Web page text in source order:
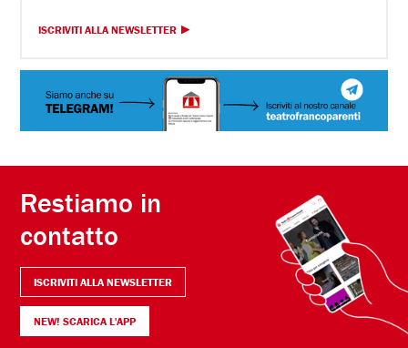
ISCRIVITI ALLA NEWSLETTER
Restiamo in
contatto
ISCRIVITI ALLA NEWSLETTER
NEW! SCARICA L'APP